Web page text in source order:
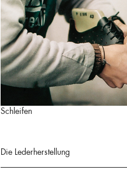
Schleifen
Die Lederherstellung